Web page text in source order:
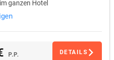
ganzen Hotel
P.P. DETAILS